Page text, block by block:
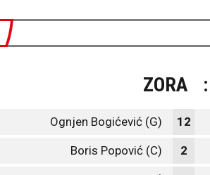
ZORA :
Ognjen Bogićević (G) 12
Boris Popović (C) 2